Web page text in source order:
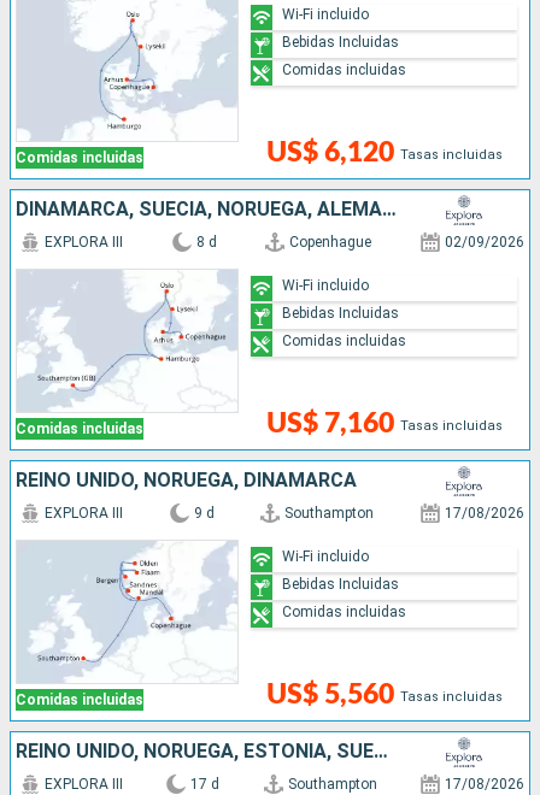
Comidas incluidas US$ 6,120 Tasas incluidas
Wi-Fi incluido
Bebidas Incluidas
Comidas incluidas
DINAMARCA, SUECIA, NORUEGA, ALEMANIA, REINO UNIDO
Comidas incluidas
EXPLORA III 8 d Copenhague 02/09/2026
US$ 7,160 Tasas incluidas
Wi-Fi incluido
Bebidas Incluidas
Comidas incluidas
REINO UNIDO, NORUEGA, DINAMARCA
Comidas incluidas
EXPLORA III 9 d Southampton 17/08/2026
US$ 5,560 Tasas incluidas
Wi-Fi incluido
Bebidas Incluidas
Comidas incluidas
REINO UNIDO, NORUEGA, ESTONIA, SUECIA, LETONIA, DINAMARCA
EXPLORA III 17 d Southampton 17/08/2026